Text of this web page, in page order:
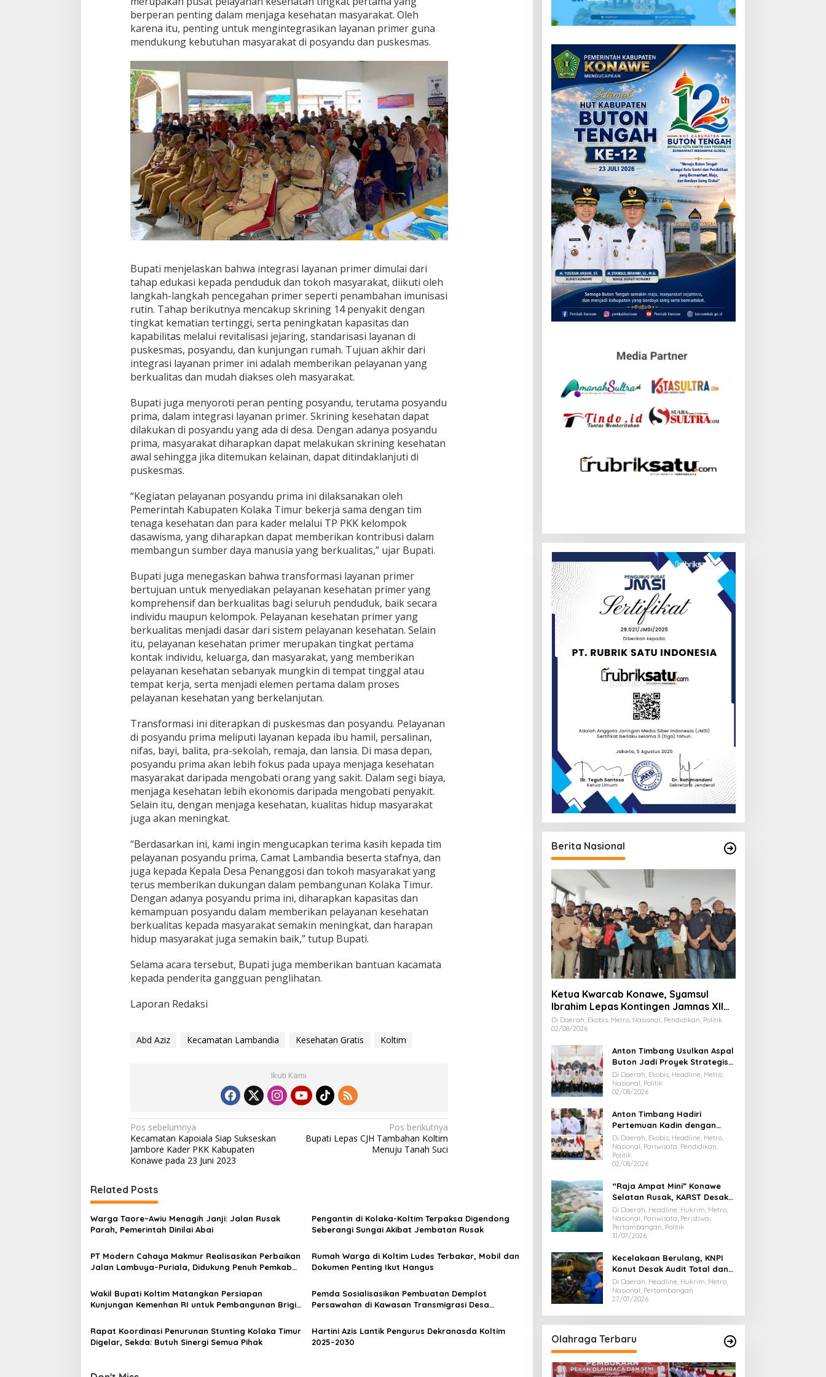
h
a
t
a
n
G
r
a
s
berperan penting dalam menjaga kesehatan masyarakat. Oleh
karena itu, penting untuk mengintegrasikan layanan primer guna
mendukung kebutuhan masyarakat di posyandu dan puskesmas.
Bupati menjelaskan bahwa integrasi layanan primer dimulai dari
tahap edukasi kepada penduduk dan tokoh masyarakat, diikuti oleh
langkah-langkah pencegahan primer seperti penambahan imunisasi
rutin. Tahap berikutnya mencakup skrining 14 penyakit dengan
tingkat kematian tertinggi, serta peningkatan kapasitas dan
kapabilitas melalui revitalisasi jejaring, standarisasi layanan di
puskesmas, posyandu, dan kunjungan rumah. Tujuan akhir dari
integrasi layanan primer ini adalah memberikan pelayanan yang
berkualitas dan mudah diakses oleh masyarakat.
Bupati juga menyoroti peran penting posyandu, terutama posyandu
prima, dalam integrasi layanan primer. Skrining kesehatan dapat
dilakukan di posyandu yang ada di desa. Dengan adanya posyandu
prima, masyarakat diharapkan dapat melakukan skrining kesehatan
awal sehingga jika ditemukan kelainan, dapat ditindaklanjuti di
puskesmas.
“Kegiatan pelayanan posyandu prima ini dilaksanakan oleh
Pemerintah Kabupaten Kolaka Timur bekerja sama dengan tim
tenaga kesehatan dan para kader melalui TP PKK kelompok
dasawisma, yang diharapkan dapat memberikan kontribusi dalam
membangun sumber daya manusia yang berkualitas,” ujar Bupati.
Bupati juga menegaskan bahwa transformasi layanan primer
bertujuan untuk menyediakan pelayanan kesehatan primer yang
komprehensif dan berkualitas bagi seluruh penduduk, baik secara
individu maupun kelompok. Pelayanan kesehatan primer yang
berkualitas menjadi dasar dari sistem pelayanan kesehatan. Selain
itu, pelayanan kesehatan primer merupakan tingkat pertama
kontak individu, keluarga, dan masyarakat, yang memberikan
pelayanan kesehatan sebanyak mungkin di tempat tinggal atau
tempat kerja, serta menjadi elemen pertama dalam proses
pelayanan kesehatan yang berkelanjutan.
Transformasi ini diterapkan di puskesmas dan posyandu. Pelayanan
di posyandu prima meliputi layanan kepada ibu hamil, persalinan,
nifas, bayi, balita, pra-sekolah, remaja, dan lansia. Di masa depan,
posyandu prima akan lebih fokus pada upaya menjaga kesehatan
masyarakat daripada mengobati orang yang sakit. Dalam segi biaya,
menjaga kesehatan lebih ekonomis daripada mengobati penyakit.
Selain itu, dengan menjaga kesehatan, kualitas hidup masyarakat
juga akan meningkat.
“Berdasarkan ini, kami ingin mengucapkan terima kasih kepada tim
pelayanan posyandu prima, Camat Lambandia beserta stafnya, dan
juga kepada Kepala Desa Penanggosi dan tokoh masyarakat yang
terus memberikan dukungan dalam pembangunan Kolaka Timur.
Dengan adanya posyandu prima ini, diharapkan kapasitas dan
kemampuan posyandu dalam memberikan pelayanan kesehatan
berkualitas kepada masyarakat semakin meningkat, dan harapan
hidup masyarakat juga semakin baik,” tutup Bupati.
Selama acara tersebut, Bupati juga memberikan bantuan kacamata
kepada penderita gangguan penglihatan.
Laporan Redaksi
Abd Aziz Kecamatan Lambandia Kesehatan Gratis Koltim
Ikuti Kami
N
a
v
i
g
a
s
i
p
s
Pos sebelumnya
Kecamatan Kapoiala Siap Sukseskan
Jambore Kader PKK Kabupaten
Konawe pada 23 Juni 2023
Pos berikutnya
Bupati Lepas CJH Tambahan Koltim
Menuju Tanah Suci
Related Posts
Warga Taore–Awiu Menagih Janji: Jalan Rusak
Parah, Pemerintah Dinilai Abai
Pengantin di Kolaka-Koltim Terpaksa Digendong
Seberangi Sungai Akibat Jembatan Rusak
PT Modern Cahaya Makmur Realisasikan Perbaikan
Jalan Lambuya–Puriala, Didukung Penuh Pemkab
Rumah Warga di Koltim Ludes Terbakar, Mobil dan
Dokumen Penting Ikut Hangus
Wakil Bupati Koltim Matangkan Persiapan
Kunjungan Kemenhan RI untuk Pembangunan Brigif
Pemda Sosialisasikan Pembuatan Demplot
Persawahan di Kawasan Transmigrasi Desa
Rapat Koordinasi Penurunan Stunting Kolaka Timur
Digelar, Sekda: Butuh Sinergi Semua Pihak
Hartini Azis Lantik Pengurus Dekranasda Koltim
2025–2030
Berita Nasional
Ketua Kwarcab Konawe, Syamsul
Ibrahim Lepas Kontingen Jamnas XII
2026
Di Daerah, Ekobis, Metro, Nasional, Pendidikan, Politik
02/08/2026
Anton Timbang Usulkan Aspal
Buton Jadi Proyek Strategis
Nasional
Di Daerah, Ekobis, Headline, Metro,
Nasional, Politik
02/08/2026
Anton Timbang Hadiri
Pertemuan Kadin dengan
Presiden Prabowo, Bawa Misi
Majukan Ekonomi Sultra
Di Daerah, Ekobis, Headline, Metro,
Nasional, Pariwisata, Pendidikan,
Politik
02/08/2026
“Raja Ampat Mini” Konawe
Selatan Rusak, KARST Desak
Gubernur Evaluasi Total
Dispar Sultra
Di Daerah, Headline, Hukrim, Metro,
Nasional, Pariwisata, Peristiwa,
Pertambangan, Politik
31/07/2026
Kecelakaan Berulang, KNPI
Konut Desak Audit Total dan
Hentikan Hauling PT SPL
Di Daerah, Headline, Hukrim, Metro,
Nasional, Pertambangan
27/07/2026
Olahraga Terbaru